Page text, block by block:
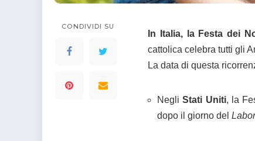
colorare
Supereroi da colorare
colorare
Disegni per il catechismo
Disegni Kawaii da
CONDIVIDI SU
In Italia, la Festa dei
cattolica celebra tutti gli
La data di questa
NegliStati Uniti, la
dopo il giorno del